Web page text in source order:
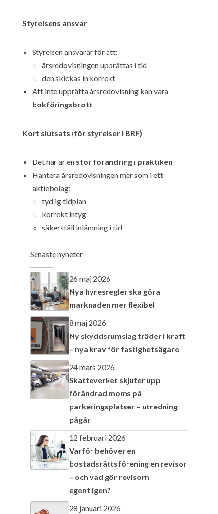
Styrelsens ansvar
Styrelsen ansvarar för att:
årsredovisningen upprättas i tid
den skickas in korrekt
Att inte upprätta årsredovisning kan vara
bokföringsbrott
Kort slutsats (för styrelser i BRF)
Det här är en stor förändring i praktiken
Hantera årsredovisningen mer som i ett
aktiebolag:
tydlig tidplan
korrekt intyg
säkerställ inlämning i tid
Senaste nyheter
26 maj 2026
Nya hyresregler ska göra
marknaden mer flexibel
8 maj 2026
Ny skyddsrumslag träder i kraft
– nya krav för fastighetsägare
24 mars 2026
Skatteverket skjuter upp
förändrad moms på
parkeringsplatser – utredning
pågår
12 februari 2026
Varför behöver en
bostadsrättsförening en revisor
– och vad gör revisorn
egentligen?
28 januari 2026